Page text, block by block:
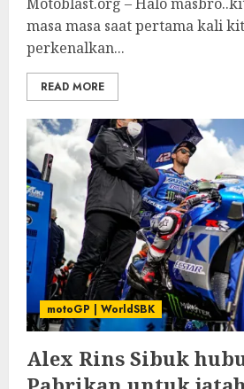
masa masa saat pertama kali
perkenalkan...
READ MORE
motoGP | WorldSBK
Alex Rins Sibuk